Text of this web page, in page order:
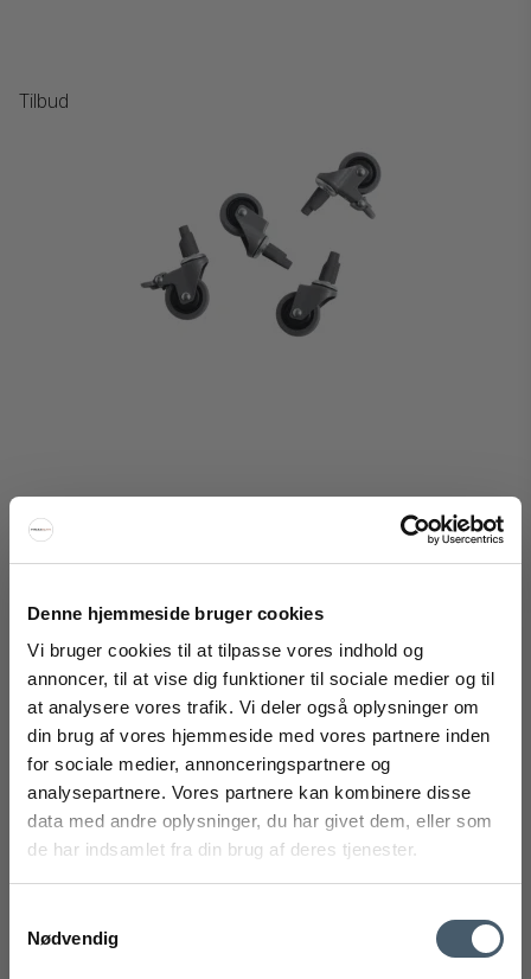
Denne hjemmeside bruger cookies
Vi bruger cookies til at tilpasse vores indhold og
annoncer, til at vise dig funktioner til sociale medier og til
at analysere vores trafik. Vi deler også oplysninger om
din brug af vores hjemmeside med vores partnere inden
for sociale medier, annonceringspartnere og
analysepartnere. Vores partnere kan kombinere disse
data med andre oplysninger, du har givet dem, eller som
de har indsamlet fra din brug af deres tjenester.
Nødvendig
Tilbud
HAY Colour Crate Hjul (4 stk.) Large
HAY
299-AC463-A908-AH43-01TVM
169 DKK
119 DKK
Vis produkt
FÅ 20% RABAT
*Din rabat kan ikke bruges på i forvejen nedsatte varer eller på
produkter fra Rocket .